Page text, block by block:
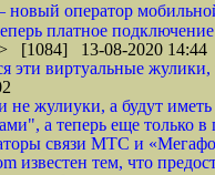
оператор
платное
[1084] 13-08-2020 14:44
эти виртуальные
не жулиуки, а будут
а теперь еще только
связи МТС и
известен тем, что